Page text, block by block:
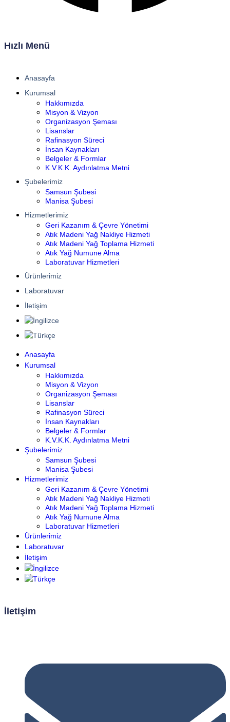
Hızlı Menü
Anasayfa
Kurumsal
Hakkımızda
Misyon & Vizyon
Organizasyon Şeması
Lisanslar
Rafinasyon Süreci
İnsan Kaynakları
Belgeler & Formlar
K.V.K.K. Aydınlatma Metni
Şubelerimiz
Samsun Şubesi
Manisa Şubesi
Hizmetlerimiz
Geri Kazanım & Çevre Yönetimi
Atık Madeni Yağ Nakliye Hizmeti
Atık Madeni Yağ Toplama Hizmeti
Atık Yağ Numune Alma
Laboratuvar Hizmetleri
Ürünlerimiz
Laboratuvar
İletişim
Anasayfa
Kurumsal
Hakkımızda
Misyon & Vizyon
Organizasyon Şeması
Lisanslar
Rafinasyon Süreci
İnsan Kaynakları
Belgeler & Formlar
K.V.K.K. Aydınlatma Metni
Şubelerimiz
Samsun Şubesi
Manisa Şubesi
Hizmetlerimiz
Geri Kazanım & Çevre Yönetimi
Atık Madeni Yağ Nakliye Hizmeti
Atık Madeni Yağ Toplama Hizmeti
Atık Yağ Numune Alma
Laboratuvar Hizmetleri
Ürünlerimiz
Laboratuvar
İletişim
İletişim